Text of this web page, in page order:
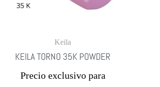
Keila
KEILA TORNO 35K POWDER
Precio exclusivo para